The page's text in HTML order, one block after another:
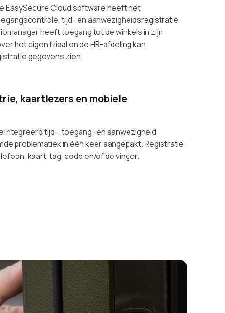
EasySecure Cloud software heeft het
tijd- en aanwezigheidsregistratie
heeft toegang tot de winkels in zijn
het eigen filiaal en de HR-afdeling kan
gegevens zien.
kaartlezers en mobiele
tijd-, toegang- en aanwezigheid
problematiek in één keer aangepakt. Registratie
kaart, tag, code en/of de vinger.